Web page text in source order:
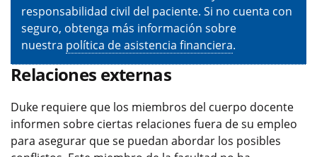
responsabilidad civil del paciente. Si no cuenta con
seguro, obtenga más información sobre
nuestra política de asistencia financiera.
Relaciones externas
Duke requiere que los miembros del cuerpo docente
informen sobre ciertas relaciones fuera de su empleo
para asegurar que se puedan abordar los posibles